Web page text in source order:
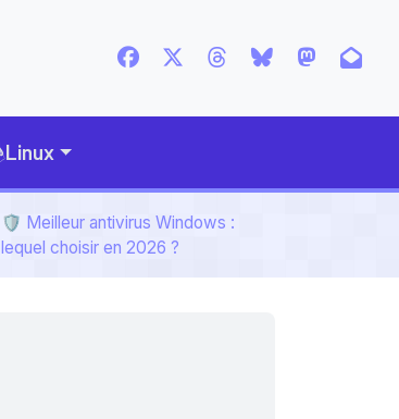
Linux
🛡️ Meilleur antivirus Windows :
lequel choisir en 2026 ?